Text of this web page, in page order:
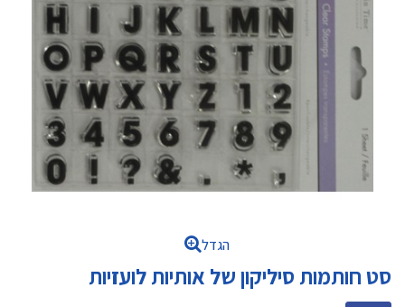
הגדל
סט חותמות סיליקון של אותיות לועזיות